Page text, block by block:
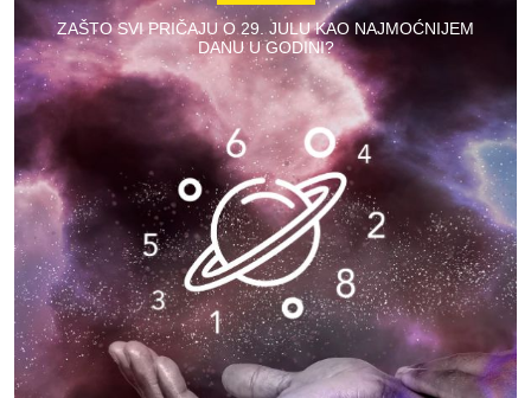
ZAŠTO SVI PRIČAJU O 29. JULU KAO NAJMOĆNIJEM
DANU U GODINI?